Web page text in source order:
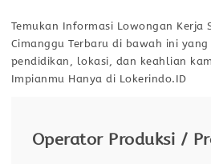
Temukan Informasi Lowongan Kerja
Cimanggu Terbaru di bawah ini yang
pendidikan, lokasi, dan keahlian
Impianmu Hanya di Lokerindo.ID
Operator Produksi /